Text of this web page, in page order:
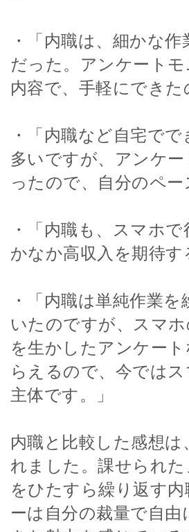
・「内職は、細かな
だった。アンケート
内容で、手軽にでき
・「内職など自宅で
多いですが、アンケ
ったので、自分のペ
・「内職も、スマホ
かなか高収入を期待
・「内職は単純作業
いたのですが、スマ
を生かしたアンケー
らえるので、今では
主体です。」
内職と比較した感想
れました。課せられ
をひたすら繰り返す
ーは自分の裁量で自